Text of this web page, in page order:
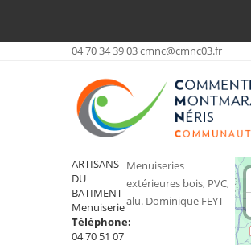
04 70 34 39 03cmnc@cmnc03.fr
ARTISANS
DU
BATIMENT
Menuiserie
Téléphone:
04 70 51 07
Menuiseries
extérieures bois, PVC,
alu. Dominique FEYT